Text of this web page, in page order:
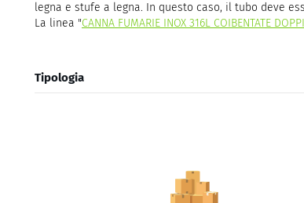
legna e stufe a legna. In questo caso, il tubo deve
La linea "CANNA FUMARIE INOX 316L COIBENTATE
Tipologia